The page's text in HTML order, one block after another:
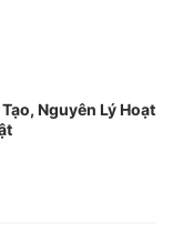
Nguyên Lý Hoạt